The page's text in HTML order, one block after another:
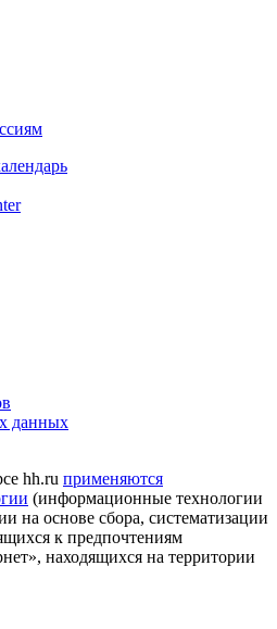
данных
hh.ru применяются
(информационные технологии
на основе сбора, систематизации
к предпочтениям
находящихся на территории